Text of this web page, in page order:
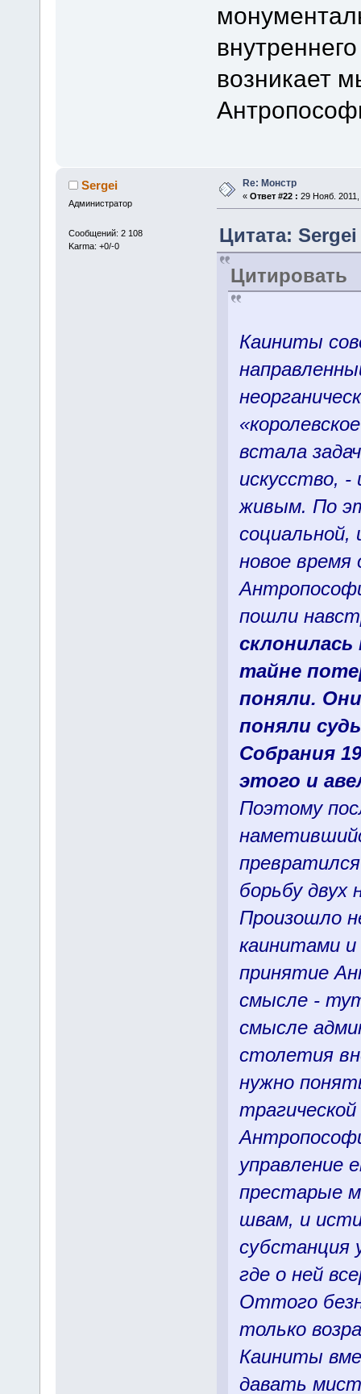
возникает
Sergei
Администратор
Сообщений: 2 108
Karma: +0/-0
Re: Монстр
« Ответ #22 : 29 Нояб.
Цитата:
Цитировать
Каиниты
встала
искусство, -
живым. По
социальной,
новое время
пошли
тайне
поняли.
поняли
Собрания
этого и
Поэтому
борьбу двух
Произошло
каинитами и
принятие
смысле -
смысле
столетия
нужно
управление
престарые
швам, и
субстанция
где о ней
Оттого
только
Каиниты
давать